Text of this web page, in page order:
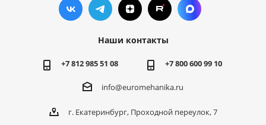
Наши контакты
+7 812 985 51 08 +7 800 600 99 10
info@euromehanika.ru
г. Екатеринбург, Проходной переулок, 7